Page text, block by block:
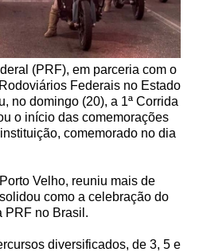
(PRF), em parceria com o
Federais no Estado
no domingo (20), a 1ª Corrida
o início das comemorações
comemorado no dia
Velho, reuniu mais de
como a celebração do
PRF no Brasil.
diversificados, de 3, 5 e